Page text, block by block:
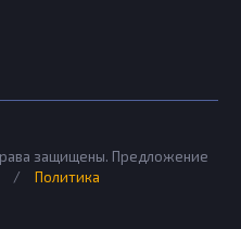
защищены. Предложение
/
Политика